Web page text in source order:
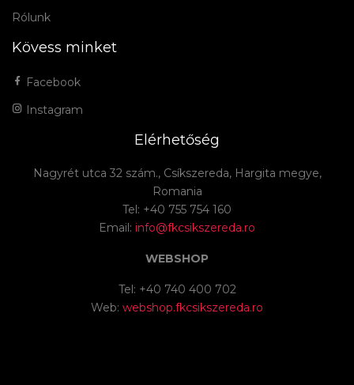
Rólunk
Kövess minket
Facebook
Instagram
Elérhetőség
Nagyrét utca 32 szám., Csíkszereda, Hargita megye,
Romania
Tel: +40 755 754 160
Email: info@fkcsikszereda.ro
WEBSHOP
Tel: +40 740 400 702
Web: webshop.fkcsikszereda.ro